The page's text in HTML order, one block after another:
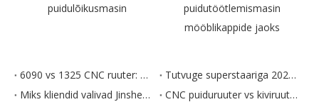
puidulõikusmasin
puidutöötlemismasin
mööblikappide jaoks
6090 vs 1325 CNC ruuter: millist peaksite puidutöötlemiseks ostma?
Tutvuge superstaariga 2026. aasta 139. kantoni messil | Putka 20.1H28
Miks kliendid valivad Jinshengxingi: uuenduslikud CNC-lahendused ja võrratu klienditeenindus 139. kantoni messil
CNC puiduruuter vs kiviruuter: selgitatud peamised erinevused